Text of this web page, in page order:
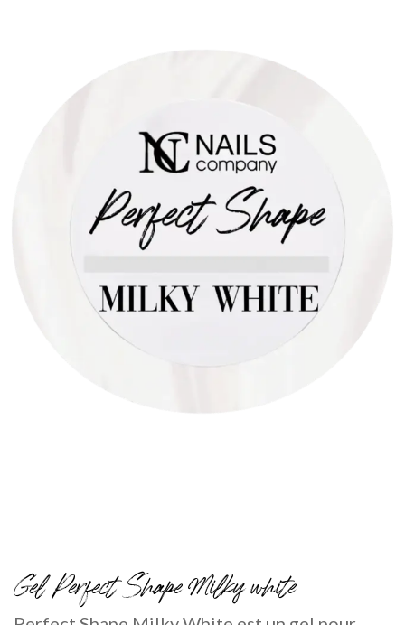
Gel Perfect Shape Milky white